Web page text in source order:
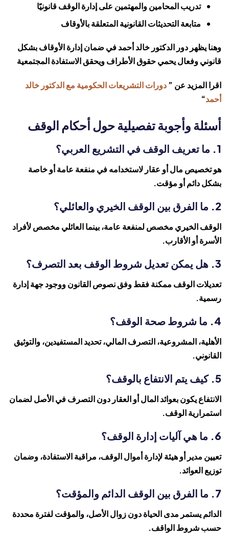
تدريب المحامين والمهتمين على إدارة الوقف قانونيًا
متابعة التحديثات القانونية المتعلقة بالأوقاف
وهنا يظهر دور الدكتور خالد أحمد في ضمان إدارة الأوقاف بشكل
قانوني وفعال يحمي حقوق الأطراف ويحقق الاستفادة المجتمعية
اقرا المزيد عن ”دورات التشريعات الحكومية مع الدكتور خالد
أحمد“
أسئلة وأجوبة تفصيلية حول أحكام الوقف
1. ما تعريف الوقف في التشريع العربي؟
هو تخصيص مال أو عقار لاستخدامه في منفعة عامة أو خاصة
بشكل دائم أو مؤقت.
2. ما الفرق بين الوقف الخيري والعائلي؟
الوقف الخيري مخصص لمنفعة عامة، بينما العائلي مخصص لأفراد
الأسرة أو الأقارب.
3. هل يمكن تعديل شروط الوقف بعد التصرف؟
تعديلات الوقف ممكنة فقط وفق نصوص القانون ووجود جهة إدارة
رسمية.
4. ما شروط صحة الوقف؟
الأهلية، المشروعية، التصرف المالي، تحديد المستفيدين، والتوثيق
القانوني.
5. كيف يتم الانتفاع بالوقف؟
الانتفاع يكون بعوائد المال أو العقار دون التصرف في الأصل لضمان
استمرارية الوقف.
6. ما هي آليات إدارة الوقف؟
تعيين مدير أو هيئة لإدارة أموال الوقف، مراقبة الاستفادة، وضمان
توزيع العوائد.
7. ما الفرق بين الوقف الدائم والمؤقت؟
الدائم يستمر مدى الحياة دون زوال الأصل، والمؤقت لفترة محددة
حسب شروط الواقف.